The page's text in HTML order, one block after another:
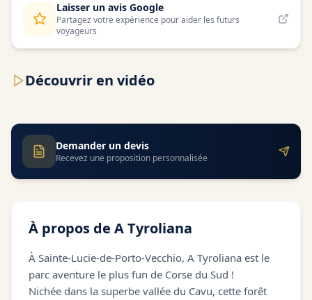
Laisser un avis Google
Partagez votre expérience pour aider les futurs
voyageurs
Découvrir en vidéo
Demander un devis
Recevez une proposition personnalisée
À propos de A Tyroliana
À Sainte-Lucie-de-Porto-Vecchio, A Tyroliana est le
parc aventure le plus fun de Corse du Sud !
Nichée dans la superbe vallée du Cavu, cette forêt